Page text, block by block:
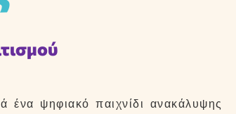
ένα ψηφιακό παιχνίδι ανακάλυψης